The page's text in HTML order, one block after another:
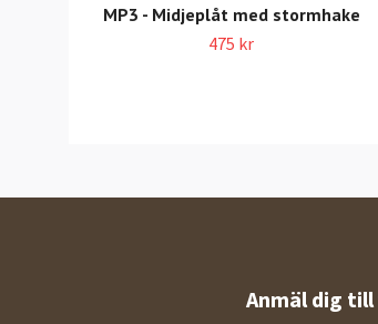
MP3 - Midjeplåt med stormhake
475 kr
Anmäl dig